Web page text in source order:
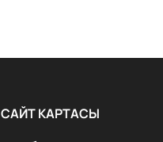
САЙТ КАРТАСЫ